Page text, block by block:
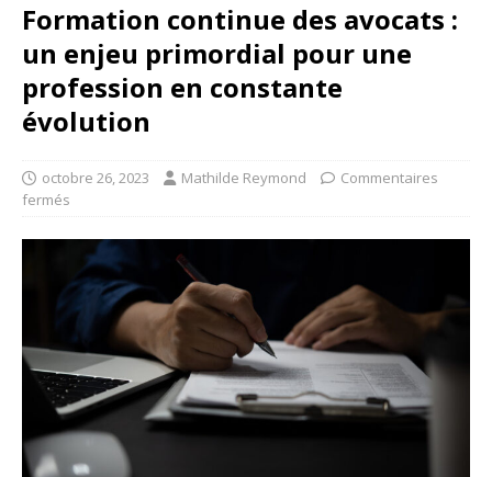
Formation continue des avocats :
un enjeu primordial pour une
profession en constante
évolution
octobre 26, 2023 Mathilde Reymond
Commentaires
fermés